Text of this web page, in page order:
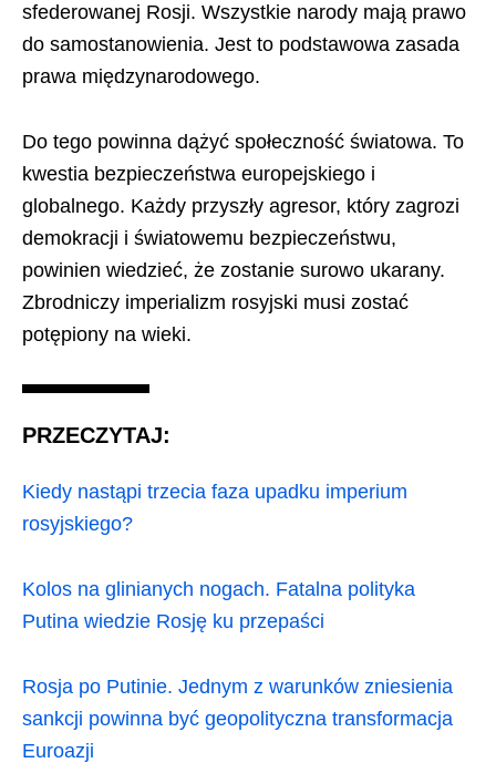
sfederowanej Rosji. Wszystkie narody mają prawo
do samostanowienia. Jest to podstawowa zasada
prawa międzynarodowego.
Do tego powinna dążyć społeczność światowa. To
kwestia bezpieczeństwa europejskiego i
globalnego. Każdy przyszły agresor, który zagrozi
demokracji i światowemu bezpieczeństwu,
powinien wiedzieć, że zostanie surowo ukarany.
Zbrodniczy imperializm rosyjski musi zostać
potępiony na wieki.
PRZECZYTAJ:
Kiedy nastąpi trzecia faza upadku imperium
rosyjskiego?
Kolos na glinianych nogach. Fatalna polityka
Putina wiedzie Rosję ku przepaści
Rosja po Putinie. Jednym z warunków zniesienia
sankcji powinna być geopolityczna transformacja
Euroazji